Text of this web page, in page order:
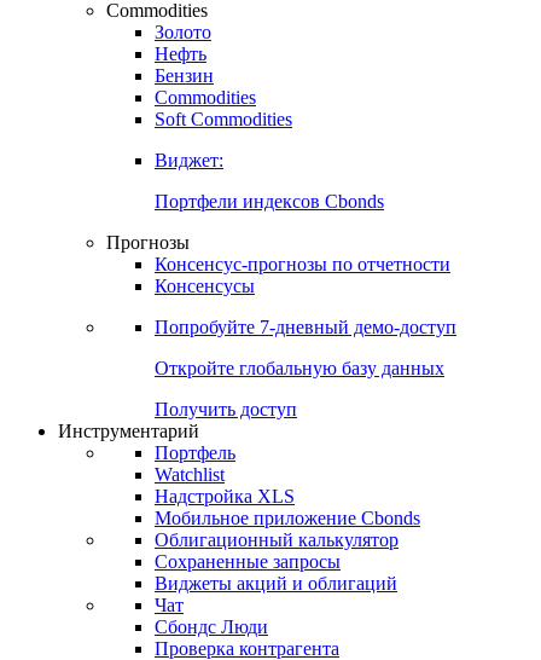
Commodities
Золото
Нефть
Бензин
Commodities
Soft Commodities
Виджет:
Портфели индексов Cbonds
Прогнозы
Консенсус-прогнозы по отчетности
Консенсусы
Попробуйте 7-дневный демо-доступ
Откройте глобальную базу данных
Получить доступ
Инструментарий
Портфель
Watchlist
Надстройка XLS
Мобильное приложение Cbonds
Облигационный калькулятор
Сохраненные запросы
Виджеты акций и облигаций
Чат
Сбондс Люди
Проверка контрагента